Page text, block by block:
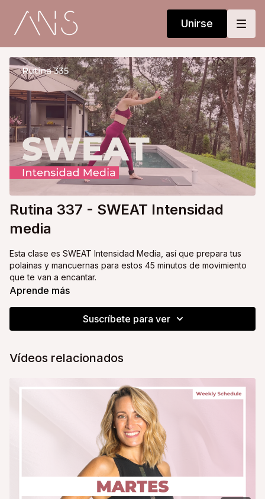
Unirse
Rutina 337 - SWEAT Intensidad
media
Esta clase es SWEAT Intensidad Media, así que prepara tus
polainas y mancuernas para estos 45 minutos de movimiento
que te van a encantar.
Aprende más
Suscríbete para ver
Vídeos relacionados